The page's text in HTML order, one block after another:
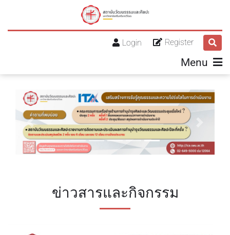
Register
Login
Menu
Previous
ข่าวสารและกิจกรรม